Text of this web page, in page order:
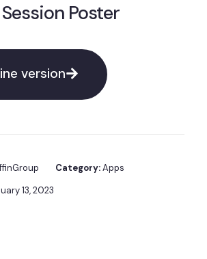
Poster
version
Category:Apps
13, 2023